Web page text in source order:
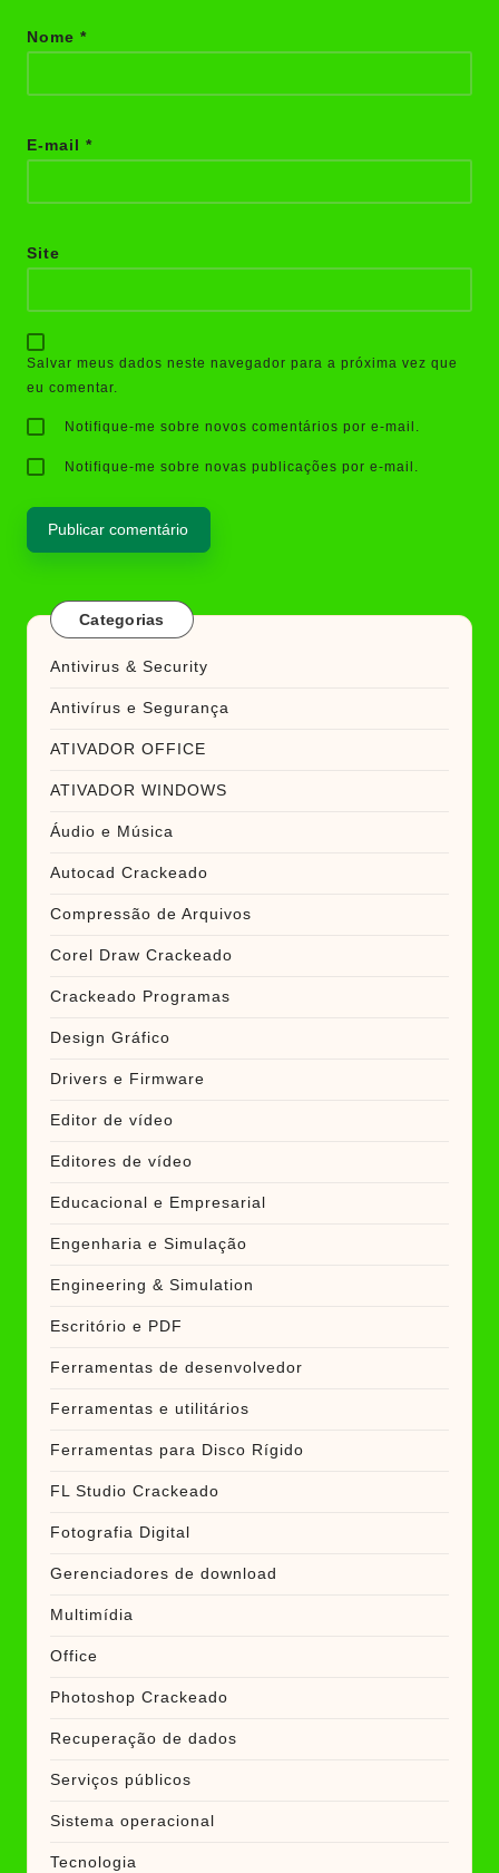
Nome *
E-mail *
Site
Salvar meus dados neste navegador para a próxima vez que
eu comentar.
Notifique-me sobre novos comentários por e-mail.
Notifique-me sobre novas publicações por e-mail.
Categorias
Antivirus & Security
Antivírus e Segurança
ATIVADOR OFFICE
ATIVADOR WINDOWS
Áudio e Música
Autocad Crackeado
Compressão de Arquivos
Corel Draw Crackeado
Crackeado Programas
Design Gráfico
Drivers e Firmware
Editor de vídeo
Editores de vídeo
Educacional e Empresarial
Engenharia e Simulação
Engineering & Simulation
Escritório e PDF
Ferramentas de desenvolvedor
Ferramentas e utilitários
Ferramentas para Disco Rígido
FL Studio Crackeado
Fotografia Digital
Gerenciadores de download
Multimídia
Office
Photoshop Crackeado
Recuperação de dados
Serviços públicos
Sistema operacional
Tecnologia